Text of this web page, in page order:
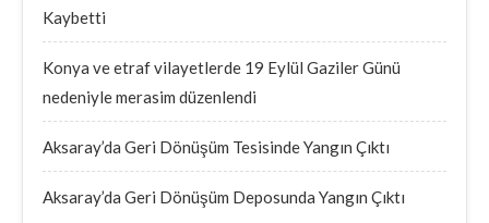
Kaybetti
Konya ve etraf vilayetlerde 19 Eylül Gaziler Günü
nedeniyle merasim düzenlendi
Aksaray’da Geri Dönüşüm Tesisinde Yangın Çıktı
Aksaray’da Geri Dönüşüm Deposunda Yangın Çıktı